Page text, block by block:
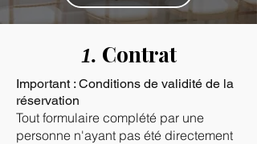
1. Contrat
Important : Conditions de validité de la
réservation
Tout formulaire complété par une
personne n'ayant pas été directement